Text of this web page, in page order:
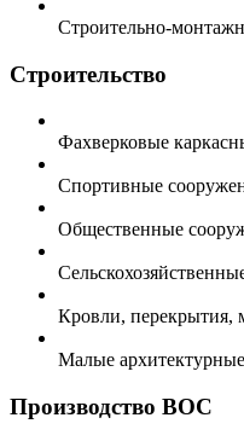
Строительно-
Строительство
Фахверковые
Спортивные
Общественные
Кровли, перекрытия,
Малые
Производство ВОС